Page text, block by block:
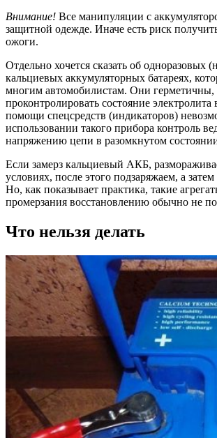
Внимание! Все манипуляции с
защитной одежде. Иначе есть риск
ожоги.
Отдельно хочется сказать об одноразовых
кальциевых аккумуляторных батареях,
многим автомобилистам. Они герметичны,
проконтролировать состояние
помощи спецсредств (индикаторов)
использовании такого прибора контроль
напряжению цепи в разомкнутом
Если замерз кальциевый АКБ,
условиях, после этого подзаряжаем, а
Но, как показывает практика, такие
промерзания восстановлению обычно не
Что нельзя делать